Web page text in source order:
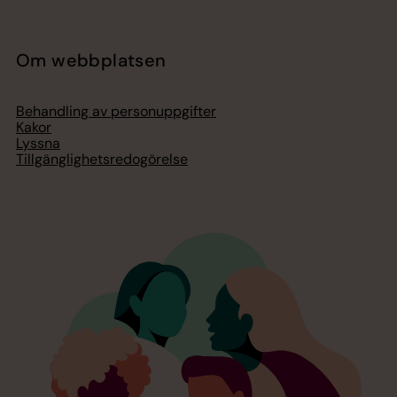
Om webbplatsen
Behandling av personuppgifter
Kakor
Lyssna
Tillgänglighetsredogörelse